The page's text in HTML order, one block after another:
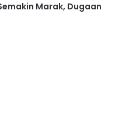
Marak, Dugaan